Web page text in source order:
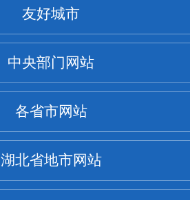
友好城市
中央部门网站
各省市网站
湖北省地市网站